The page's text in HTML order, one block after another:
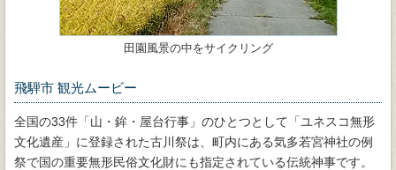
田園風景の中をサイクリング
飛騨市 観光ムービー
全国の33件「山・鉾・屋台行事」のひとつとして「ユネスコ無形
文化遺産」に登録された古川祭は、町内にある気多若宮神社の例
祭で国の重要無形民俗文化財にも指定されている伝統神事です。